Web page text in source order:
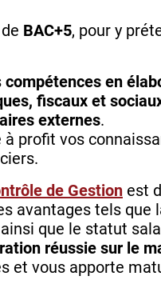
BAC+5, pour y
compétences en
fiscaux et
externes.
profit vos
de Gestion est
avantages tels
que le statut
réussie sur le
et vous apporte